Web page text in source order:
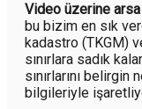
Video üzerine arsa
bu bizim en sık
kadastro (TKGM)
sınırlara sadık
sınırlarını
bilgileriyle